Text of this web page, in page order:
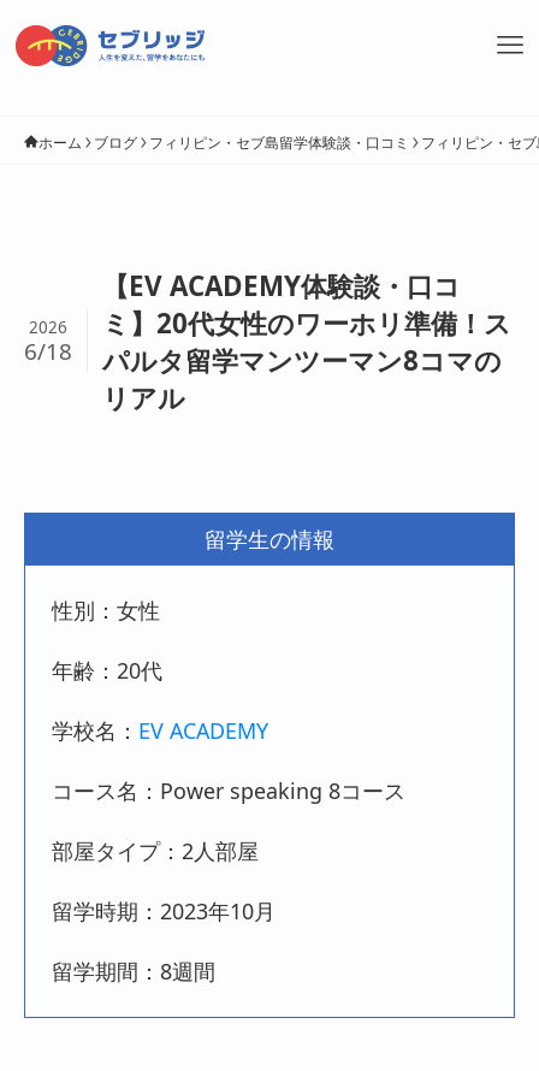
ホーム ブログ フィリピン・セブ島留学体験談・口コミ フィリピン・セ
【EV ACADEMY体験談・口コ
ミ】20代女性のワーホリ準備！ス
パルタ留学マンツーマン8コマの
リアル
2026
6/18
留学生の情報
性別：女性
年齢：20代
学校名： EV ACADEMY
コース名：Power speaking 8コース
部屋タイプ：2人部屋
留学時期：2023年10月
留学期間：8週間